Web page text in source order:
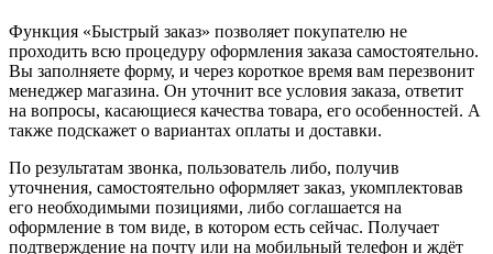
Функция «Быстрый заказ» позволяет покупателю не
проходить всю процедуру оформления заказа самостоятельно.
Вы заполняете форму, и через короткое время вам перезвонит
менеджер магазина. Он уточнит все условия заказа, ответит
на вопросы, касающиеся качества товара, его особенностей. А
также подскажет о вариантах оплаты и доставки.
По результатам звонка, пользователь либо, получив
уточнения, самостоятельно оформляет заказ, укомплектовав
его необходимыми позициями, либо соглашается на
оформление в том виде, в котором есть сейчас. Получает
подтверждение на почту или на мобильный телефон и ждёт